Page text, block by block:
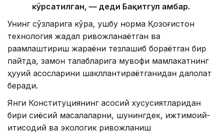
кўрсатилган, — деди Бақитгул Қамбар.
Унинг сўзларига кўра, ушбу норма Қозоғистон
технология жадал ривожланаётган ва
рақамлаштириш жараёни тезлашиб бораётган бир
пайтда, замон талабларига мувофиқ мамлакатнинг
ҳуқуқий асосларини шакллантираётганидан далолат
беради.
Янги Конституциянинг асосий хусусиятларидан
бири сиёсий масалаларни, шунингдек, ижтимоий-
иқтисодий ва экологик ривожланиш